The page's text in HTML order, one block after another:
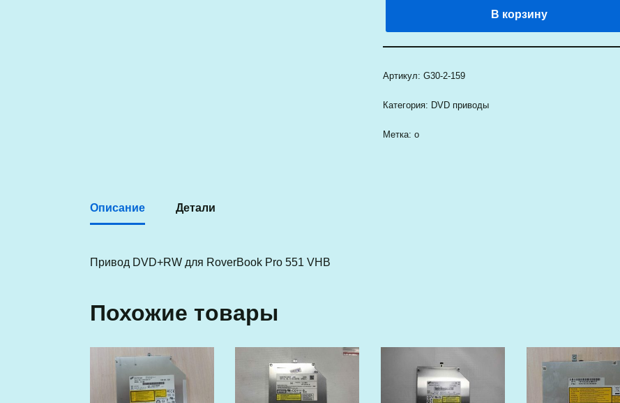
В корзину
Артикул: G30-2-159
Категория: DVD приводы
Метка: о
Описание Детали
Привод DVD+RW для RoverBook Pro 551 VHB
Похожие товары